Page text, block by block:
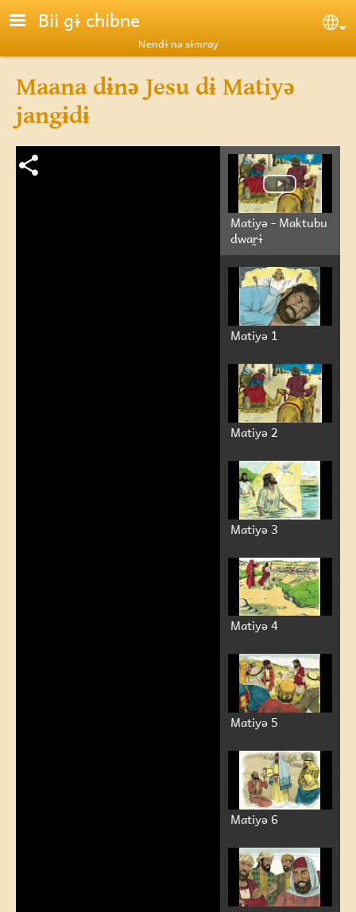
Skip to main content
Bii gɨ chibne
Nendɨ nə sɨmray
Maana dɨnə Jesu dɨ Matiyə
jangɨdɨ
Matiyə - Maktubu
dwar̰ɨ
Matiyə 1
Matiyə 2
Matiyə 3
Matiyə 4
Matiyə 5
Matiyə 6